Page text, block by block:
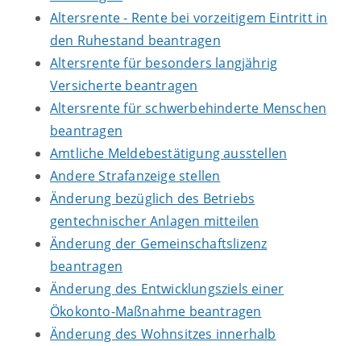
Altersrente - Rente bei vorzeitigem Eintritt in
den Ruhestand beantragen
Altersrente für besonders langjährig
Versicherte beantragen
Altersrente für schwerbehinderte Menschen
beantragen
Amtliche Meldebestätigung ausstellen
Andere Strafanzeige stellen
Änderung bezüglich des Betriebs
gentechnischer Anlagen mitteilen
Änderung der Gemeinschaftslizenz
beantragen
Änderung des Entwicklungsziels einer
Ökokonto-Maßnahme beantragen
Änderung des Wohnsitzes innerhalb